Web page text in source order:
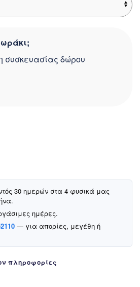
συσκευασίας δώρου
30 ημερών στα 4 φυσικά μας
ημέρες.
— για απορίες, μεγέθη ή
πληροφορίες